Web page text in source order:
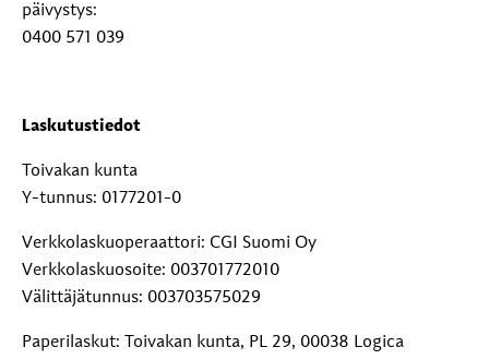
päivystys:
0400 571 039
Laskutustiedot
Toivakan kunta
Y-tunnus: 0177201-0
Verkkolaskuoperaattori: CGI Suomi Oy
Verkkolaskuosoite: 003701772010
Välittäjätunnus: 003703575029
Paperilaskut: Toivakan kunta, PL 29, 00038 Logica